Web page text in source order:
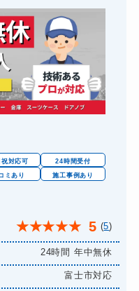
祝対応可
24時間受付
ミあり
施工事例あり
★★★★★ 5 (5)
24時間 年中無休
富士市対応